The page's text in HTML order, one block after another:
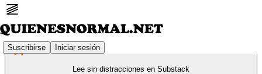
Suscribirse Iniciar sesión
Lee sin distracciones en Substack